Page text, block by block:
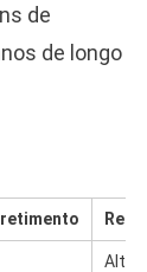
de
de longo
Alta